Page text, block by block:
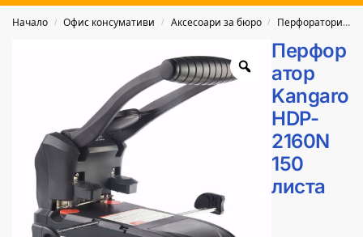
Начало / Офис консумативи / Аксесоари за бюро / Перфоратори за хартия
Перфор
атор
Kangaro
HDP-
2160N
150
листа